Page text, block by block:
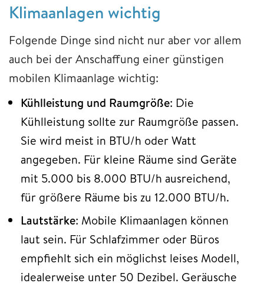
Klimaanlagen wichtig
Folgende Dinge sind nicht nur aber vor allem
auch bei der Anschaffung einer günstigen
mobilen Klimaanlage wichtig:
Kühlleistung und Raumgröße: Die
Kühlleistung sollte zur Raumgröße passen.
Sie wird meist in BTU/h oder Watt
angegeben. Für kleine Räume sind Geräte
mit 5.000 bis 8.000 BTU/h ausreichend,
für größere Räume bis zu 12.000 BTU/h.
Lautstärke: Mobile Klimaanlagen können
laut sein. Für Schlafzimmer oder Büros
empfiehlt sich ein möglichst leises Modell,
idealerweise unter 50 Dezibel. Geräusche